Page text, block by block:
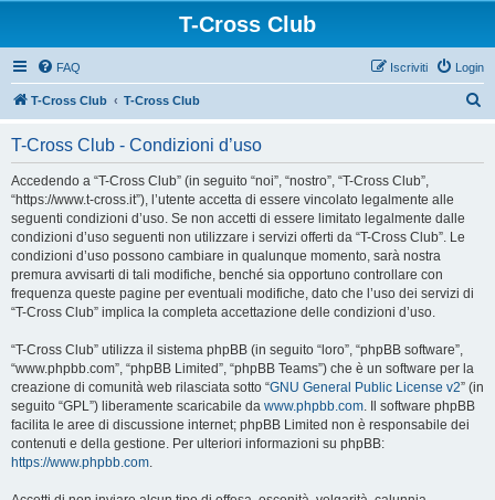
T-Cross Club
FAQ Login
Iscriviti
T-Cross Club T-Cross Club
T-Cross Club - Condizioni d’uso
Accedendo a “T-Cross Club” (in seguito “noi”, “nostro”, “T-Cross Club”,
“https://www.t-cross.it”), l’utente accetta di essere vincolato legalmente alle
seguenti condizioni d’uso. Se non accetti di essere limitato legalmente dalle
condizioni d’uso seguenti non utilizzare i servizi offerti da “T-Cross Club”. Le
condizioni d’uso possono cambiare in qualunque momento, sarà nostra
premura avvisarti di tali modifiche, benché sia opportuno controllare con
frequenza queste pagine per eventuali modifiche, dato che l’uso dei servizi di
“T-Cross Club” implica la completa accettazione delle condizioni d’uso.
“T-Cross Club” utilizza il sistema phpBB (in seguito “loro”, “phpBB software”,
“www.phpbb.com”, “phpBB Limited”, “phpBB Teams”) che è un software per la
creazione di comunità web rilasciata sotto “GNU General Public License v2” (in
seguito “GPL”) liberamente scaricabile da www.phpbb.com. Il software phpBB
facilita le aree di discussione internet; phpBB Limited non è responsabile dei
contenuti e della gestione. Per ulteriori informazioni su phpBB:
https://www.phpbb.com.